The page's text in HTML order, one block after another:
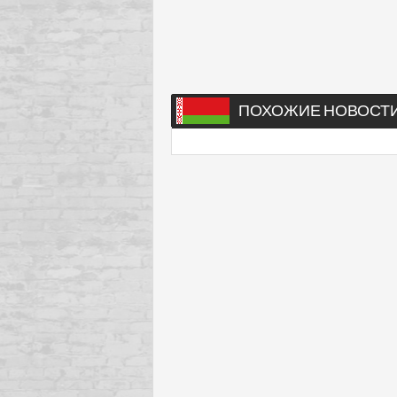
ПОХОЖИЕ